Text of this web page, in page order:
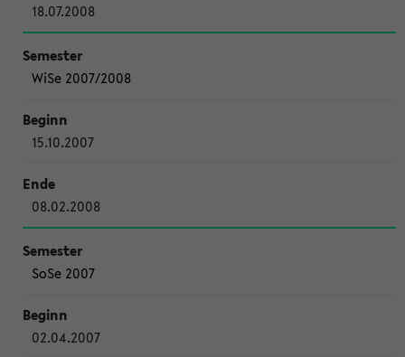
18.07.2008
WiSe 2007/2008
15.10.2007
08.02.2008
SoSe 2007
02.04.2007